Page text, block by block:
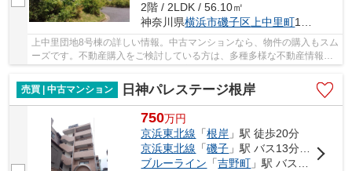
2階 / 2LDK / 56.10㎡
神奈川県横浜市磯子区 上中里町1028
上中里団地8号棟の詳しい情報。中古マンションなら、物件の購入もスム
ーズです。不動産購入をご検討している方は、多種多様な不動産情報を
売買 | 中古マンション
日神パレステージ根岸
750万円
京浜東北線 「根岸 」駅 徒歩20分
京浜東北線 「磯子 」駅 バス13分 「根岸橋」 停歩2分
ブルーライン 「吉野町 」駅 バス8分 「根岸橋」 停歩2分